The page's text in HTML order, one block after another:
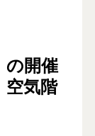
の開催
空気階